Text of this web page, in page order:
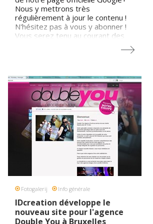
Nous y mettrons très
régulièrement à jour le contenu !
N'hésitez pas à vous y abonner !
Vous serez tenu au courant des
Fotogalerij Info générale
IDcreation développe le
nouveau site pour l'agence
Double You à Bruxelles